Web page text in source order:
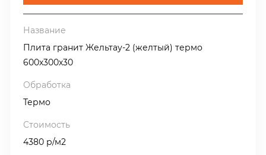
Плита гранит Жельтау-2 (желтый) термо
600х300х30
Термо
4380 р/м2